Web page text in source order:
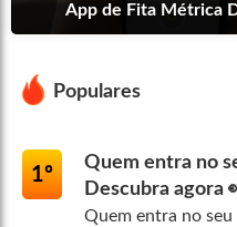
App de Fita Métrica
Populares
1º
Quem entra no
Descubra agora
Quem entra no